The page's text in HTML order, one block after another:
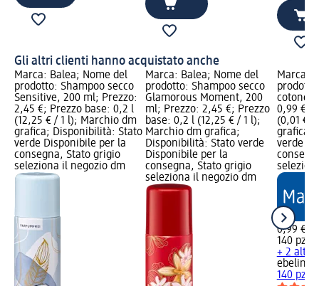
Gli altri clienti hanno acquistato anche
Marca: Balea; Nome del
prodotto: Shampoo secco
Sensitive, 200 ml; Prezzo:
2,45 €; Prezzo base: 0,2 l
(12,25 € / 1 l); Marchio dm
grafica; Disponibilità: Stato
verde Disponibile per la
consegna, Stato grigio
seleziona il negozio dm
Marca: Balea; Nome del
prodotto: Shampoo secco
Glamorous Moment, 200
ml; Prezzo: 2,45 €; Prezzo
base: 0,2 l (12,25 € / 1 l);
Marchio dm grafica;
Disponibilità: Stato verde
Disponibile per la
consegna, Stato grigio
seleziona il negozio dm
Marca:
cotone,
0,99 €;
(0,01 € /
grafica;
verde
0,99 €
140 pz
+ 2 altre
ebelin
140 pz